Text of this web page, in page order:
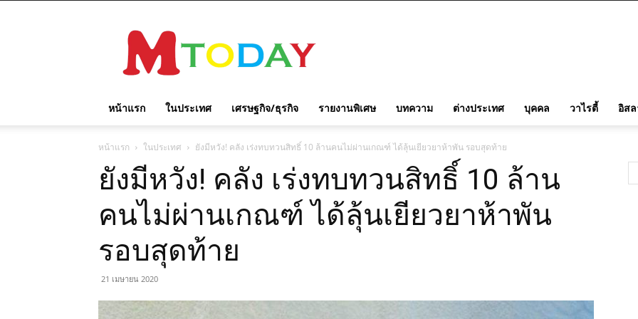
TODAY
หน้าแรก ในประเทศ เศรษฐกิจ/ธุรกิจ รายงานพิเศษ บทความ ต่างประเทศ บุคคล วาไรตี้ อิส
หน้าแรก ในประเทศ ยังมีหวัง! คลัง เร่งทบทวนสิทธิ์ 10 ล้านคนไม่ผ่านเกณฑ์ ได้ลุ้นเยียวยาห้าพัน รอบสุดท้าย
ยังมีหวัง! คลัง เร่งทบทวนสิทธิ์ 10 ล้าน
คนไม่ผ่านเกณฑ์ ได้ลุ้นเยียวยาห้าพัน
รอบสุดท้าย
21 เมษายน 2020